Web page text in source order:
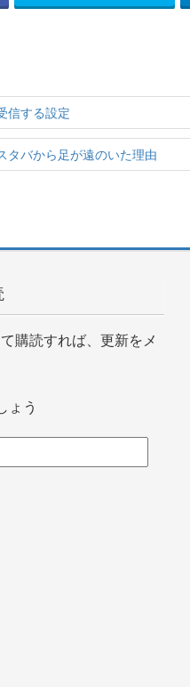
信する設定
タバから足が遠のいた理由
購読すれば、更新をメ
ょう